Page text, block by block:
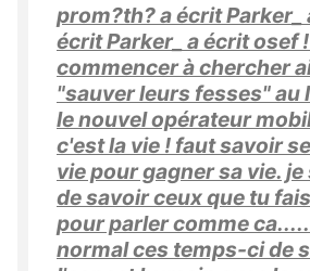
prom?th? a écrit Parker_
écrit Parker_ a écrit osef
commencer à chercher
"sauver leurs fesses" au
le nouvel opérateur
c'est la vie ! faut savoir
vie pour gagner sa vie.
de savoir ceux que tu
pour parler comme
normal ces temps-ci de